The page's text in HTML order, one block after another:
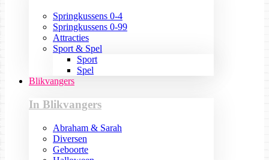
Springkussens 0-4
Springkussens 0-99
Attracties
Sport & Spel
Sport
Spel
Blikvangers
In Blikvangers
Abraham & Sarah
Diversen
Geboorte